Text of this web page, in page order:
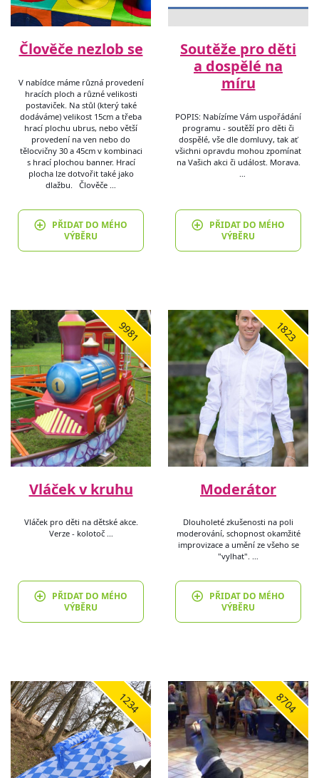
Člověče nezlob se
V nabídce máme různá provedení
hracích ploch a různé velikosti
postaviček. Na stůl (který také
dodáváme) velikost 15cm a třeba
hrací plochu ubrus, nebo větší
provedení na ven nebo do
tělocvičny 30 a 45cm v kombinaci
s hrací plochou banner. Hrací
plocha lze dotvořit také jako
dlažbu. Člověče …
PŘIDAT DO MÉHO
VÝBĚRU
Soutěže pro děti
a dospělé na
míru
POPIS: Nabízíme Vám uspořádání
programu - soutěží pro děti či
dospělé, vše dle domluvy, tak ať
všichni opravdu mohou zpomínat
na Vašich akci či událost. Morava.
PŘIDAT DO MÉHO
VÝBĚRU
9981
Vláček v kruhu
Vláček pro děti na dětské akce.
Verze - kolotoč …
PŘIDAT DO MÉHO
VÝBĚRU
1823
Moderátor
Dlouholeté zkušenosti na poli
moderování, schopnost okamžité
improvizace a umění ze všeho se
"vylhat". …
PŘIDAT DO MÉHO
VÝBĚRU
1234 8704